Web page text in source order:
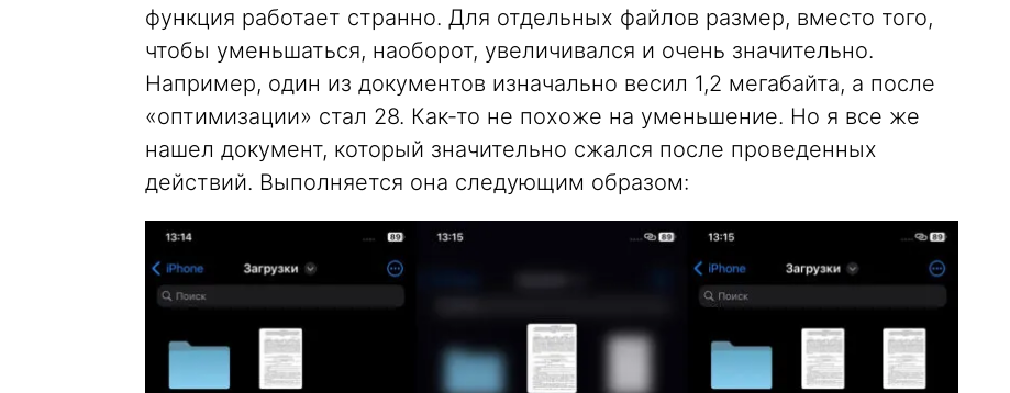
функция работает странно. Для отдельных файлов размер, вместо того,
чтобы уменьшаться, наоборот, увеличивался и очень значительно.
Например, один из документов изначально весил 1,2 мегабайта, а после
«оптимизации» стал 28. Как-то не похоже на уменьшение. Но я все же
нашел документ, который значительно сжался после проведенных
действий. Выполняется она следующим образом: